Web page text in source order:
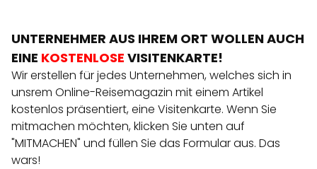
REISEFÜHRER
REISEMAGAZINE
THEMEN
UNTERNEHMER AUS IHREM ORT WOLLEN AUCH
EINE KOSTENLOSE VISITENKARTE!
Wir erstellen für jedes Unternehmen, welches sich in
unsrem Online-Reisemagazin mit einem Artikel
kostenlos präsentiert, eine Visitenkarte. Wenn Sie
mitmachen möchten, klicken Sie unten auf
"MITMACHEN" und füllen Sie das Formular aus. Das
wars!